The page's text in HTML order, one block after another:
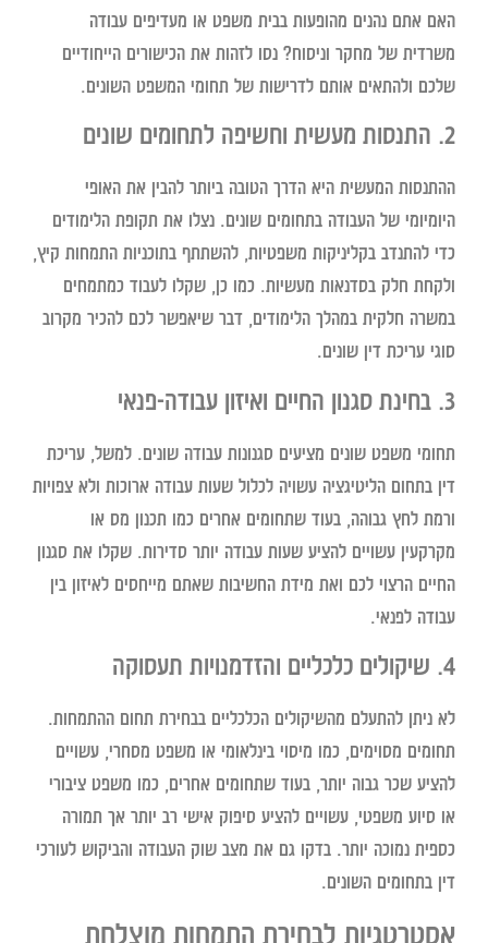
האם אתם נהנים מהופעות בבית משפט או מעדיפים עבודה
משרדית של מחקר וניסוח? נסו לזהות את הכישורים הייחודיים
שלכם ולהתאים אותם לדרישות של תחומי המשפט השונים.
ההתנסות המעשית היא הדרך הטובה ביותר להבין את האופי
היומיומי של העבודה בתחומים שונים. נצלו את תקופת הלימודים
כדי להתנדב בקליניקות משפטיות, להשתתף בתוכניות התמחות קיץ,
ולקחת חלק בסדנאות מעשיות. כמו כן, שקלו לעבוד כמתמחים
במשרה חלקית במהלך הלימודים, דבר שיאפשר לכם להכיר מקרוב
סוגי עריכת דין שונים.
תחומי משפט שונים מציעים סגנונות עבודה שונים. למשל, עריכת
דין בתחום הליטיגציה עשויה לכלול שעות עבודה ארוכות ולא צפויות
ורמת לחץ גבוהה, בעוד שתחומים אחרים כמו תכנון מס או
מקרקעין עשויים להציע שעות עבודה יותר סדירות. שקלו את סגנון
החיים הרצוי לכם ואת מידת החשיבות שאתם מייחסים לאיזון בין
עבודה לפנאי.
לא ניתן להתעלם מהשיקולים הכלכליים בבחירת תחום ההתמחות.
תחומים מסוימים, כמו מיסוי בינלאומי או משפט מסחרי, עשויים
להציע שכר גבוה יותר, בעוד שתחומים אחרים, כמו משפט ציבורי
או סיוע משפטי, עשויים להציע סיפוק אישי רב יותר אך תמורה
כספית נמוכה יותר. בדקו גם את מצב שוק העבודה והביקוש לעורכי
דין בתחומים השונים.
אסטרטגיות לבחירת התמחות מוצלחת